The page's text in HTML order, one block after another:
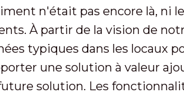
n'était pas encore là, ni
À partir de la vision de
typiques dans les locaux
une solution à valeur
solution. Les